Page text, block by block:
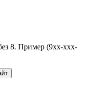
8. Пример (9хх-ххх-